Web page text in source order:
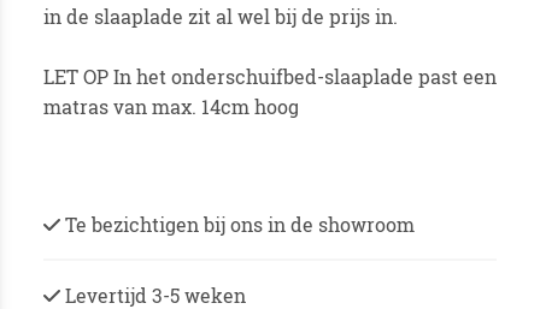
in de slaaplade zit al wel bij de prijs in.
LET OP In het onderschuifbed-slaaplade past een
matras van max. 14cm hoog
Te bezichtigen bij ons in de showroom
Levertijd 3-5 weken